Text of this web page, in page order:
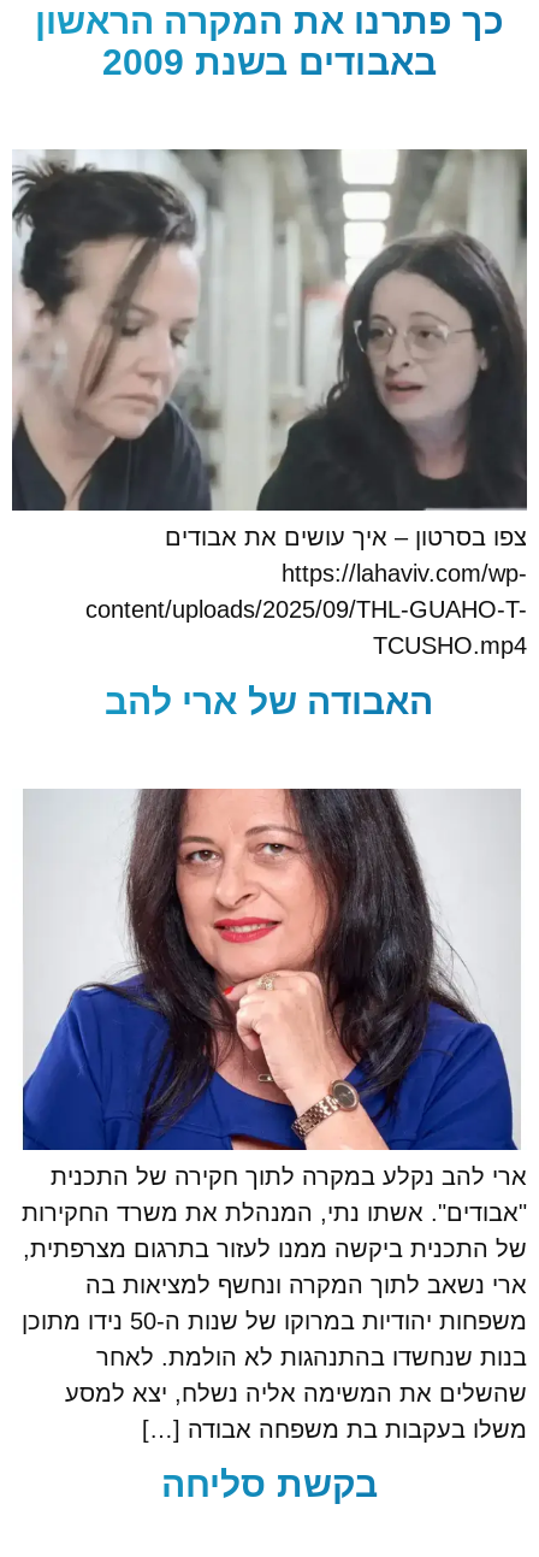
כך פתרנו את המקרה הראשון
באבודים בשנת 2009
צפו בסרטון – איך עושים את אבודים
https://lahaviv.com/wp-
content/uploads/2025/09/THL-GUAHO-T-
TCUSHO.mp4
האבודה של ארי להב
ארי להב נקלע במקרה לתוך חקירה של התכנית
"אבודים". אשתו נתי, המנהלת את משרד החקירות
של התכנית ביקשה ממנו לעזור בתרגום מצרפתית,
ארי נשאב לתוך המקרה ונחשף למציאות בה
משפחות יהודיות במרוקו של שנות ה-50 נידו מתוכן
בנות שנחשדו בהתנהגות לא הולמת. לאחר
שהשלים את המשימה אליה נשלח, יצא למסע
משלו בעקבות בת משפחה אבודה […]
בקשת סליחה